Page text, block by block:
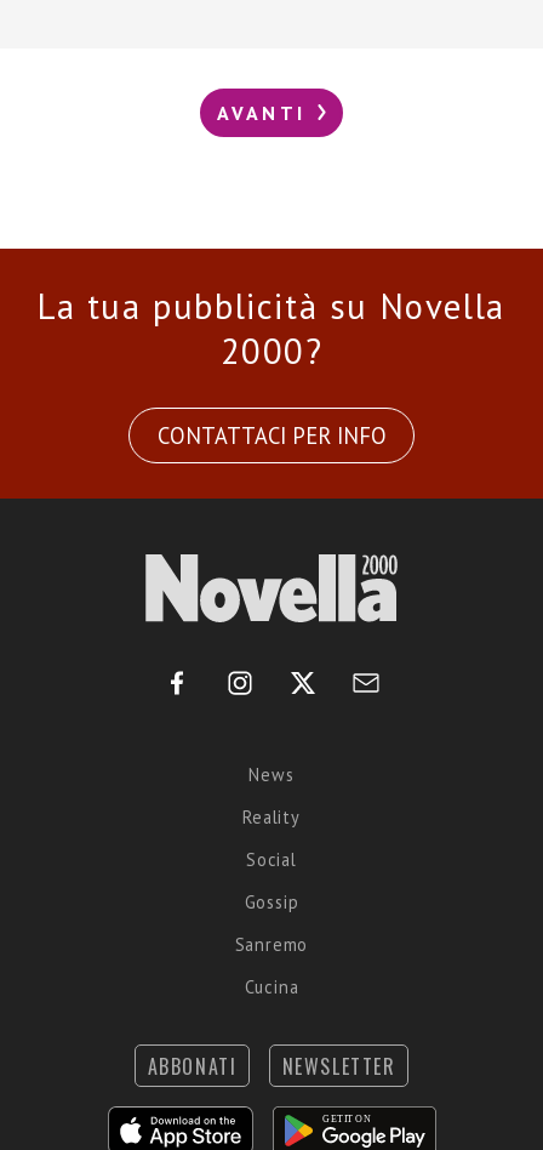
AVANTI
La tua pubblicità su Novella
2000?
CONTATTACI PER INFO
News
Reality
Social
Gossip
Sanremo
Cucina
ABBONATI NEWSLETTER